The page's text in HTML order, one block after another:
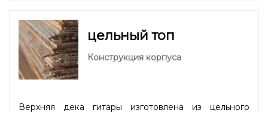
цельный топ
Конструкция корпуса
Верхняя дека гитары изготовлена из цельного